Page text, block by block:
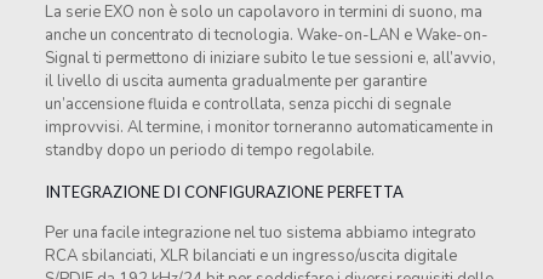
La serie EXO non è solo un capolavoro in termini di suono, ma
anche un concentrato di tecnologia. Wake-on-LAN e Wake-on-
Signal ti permettono di iniziare subito le tue sessioni e, all’avvio,
il livello di uscita aumenta gradualmente per garantire
un’accensione fluida e controllata, senza picchi di segnale
improvvisi. Al termine, i monitor torneranno automaticamente in
standby dopo un periodo di tempo regolabile.
INTEGRAZIONE DI CONFIGURAZIONE PERFETTA
Per una facile integrazione nel tuo sistema abbiamo integrato
RCA sbilanciati, XLR bilanciati e un ingresso/uscita digitale